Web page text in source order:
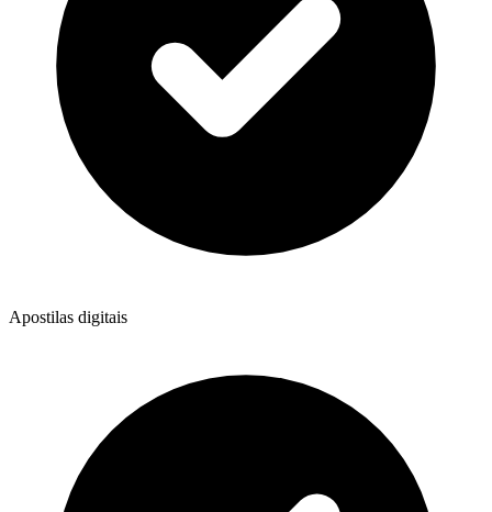
Apostilas digitais